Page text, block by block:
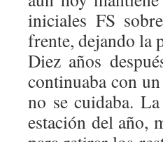
iniciales FS
frente, dejando la
Diez años
continuaba con
no se cuidaba.
estación del año,